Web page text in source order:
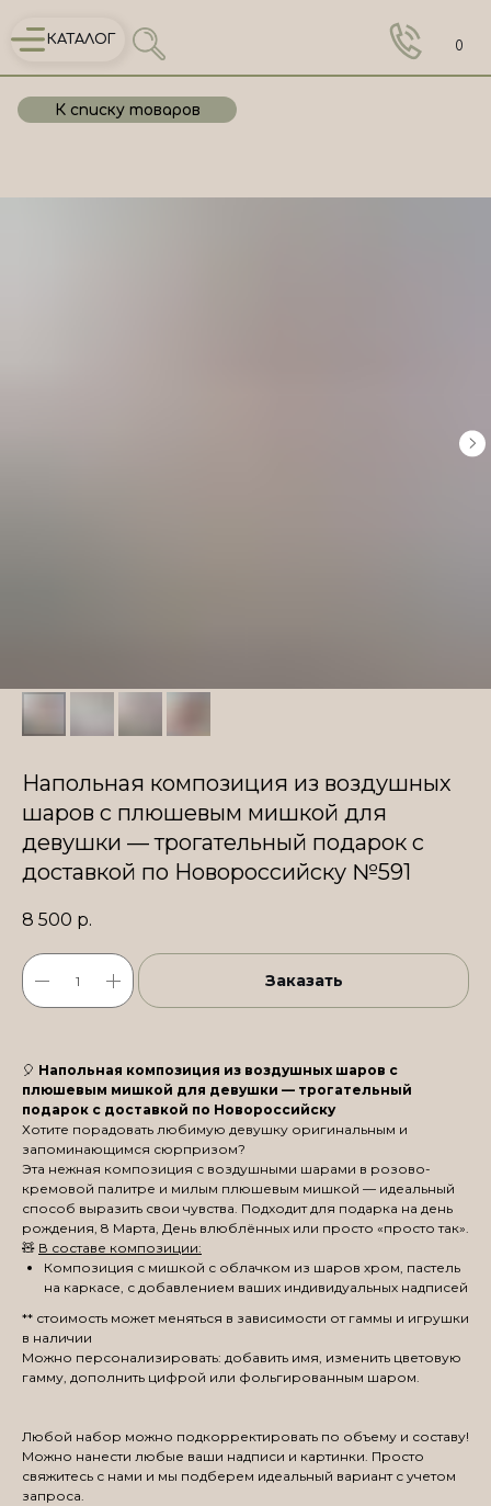
КАТАЛОГ 0
К списку товаров
Напольная композиция из воздушных
шаров с плюшевым мишкой для
девушки — трогательный подарок с
доставкой по Новороссийску №591
8 500 р.
Заказать
🎈 Напольная композиция из воздушных шаров с
плюшевым мишкой для девушки — трогательный
подарок с доставкой по Новороссийску
Хотите порадовать любимую девушку оригинальным и
запоминающимся сюрпризом?
Эта нежная композиция с воздушными шарами в розово-
кремовой палитре и милым плюшевым мишкой — идеальный
способ выразить свои чувства. Подходит для подарка на день
рождения, 8 Марта, День влюблённых или просто «просто так».
🧸 В составе композиции:
Композиция с мишкой с облачком из шаров хром, пастель
на каркасе, с добавлением ваших индивидуальных надписей
** стоимость может меняться в зависимости от гаммы и игрушки
в наличии
Можно персонализировать: добавить имя, изменить цветовую
гамму, дополнить цифрой или фольгированным шаром.
Любой набор можно подкорректировать по объему и составу!
Можно нанести любые ваши надписи и картинки. Просто
свяжитесь с нами и мы подберем идеальный вариант с учетом
запроса.